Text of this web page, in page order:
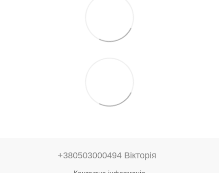
+380503000494 Вікторія